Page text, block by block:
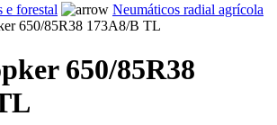
e forestal
Neumáticos radial agrícola
650/85R38 173A8/B TL
650/85R38